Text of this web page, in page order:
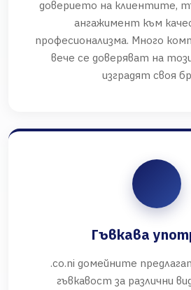
доверието на клиентите,
ангажимент към
професионализма. Много
вече се доверяват на
изградят своя
Гъвкава
.co.ni домейните
гъвкавост за различни